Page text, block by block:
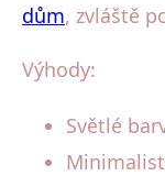
dům, zvláště
Výhody:
Světlé